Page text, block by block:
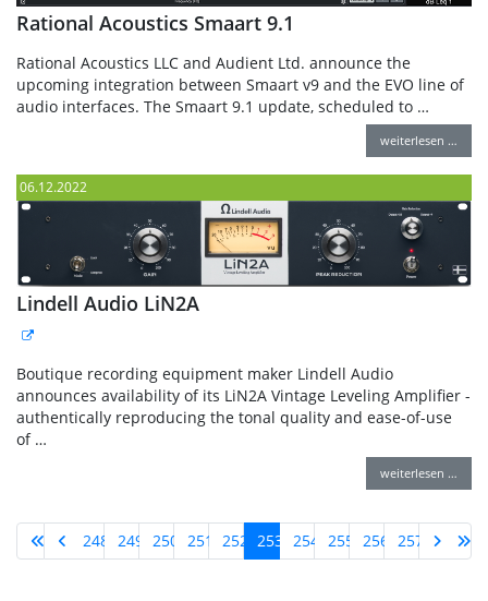
Rational Acoustics Smaart 9.1
Rational Acoustics LLC and Audient Ltd. announce the
upcoming integration between Smaart v9 and the EVO line of
audio interfaces. The Smaart 9.1 update, scheduled to …
weiterlesen …
06.12.2022
Lindell Audio LiN2A
Boutique recording equipment maker Lindell Audio
announces availability of its LiN2A Vintage Leveling Amplifier -
authentically reproducing the tonal quality and ease-of-use
of …
weiterlesen …
248 249 250 251 252 253 254 255 256 257